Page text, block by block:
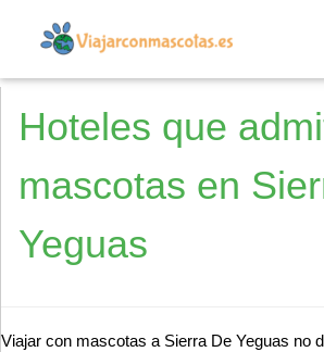
Hoteles que
mascotas en
Yeguas
Viajar con mascotas a Sierra De Yeguas no